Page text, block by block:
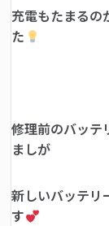
充電もたまるの
た
修理前のバッテ
ましが
新しいバッテリ
す